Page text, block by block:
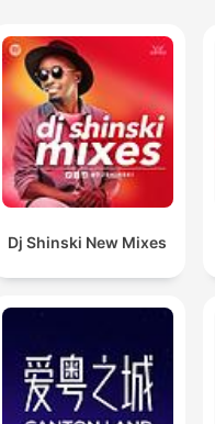
Dj Shinski New Mixes